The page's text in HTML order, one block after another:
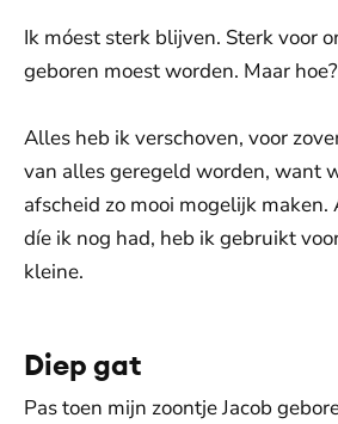
Ik móest sterk blijven. Sterk voor
geboren moest worden. Maar hoe?
Alles heb ik verschoven, voor
van alles geregeld worden, want
afscheid zo mooi mogelijk
díe ik nog had, heb ik gebruikt
kleine.
Diep gat
Pas toen mijn zoontje Jacob